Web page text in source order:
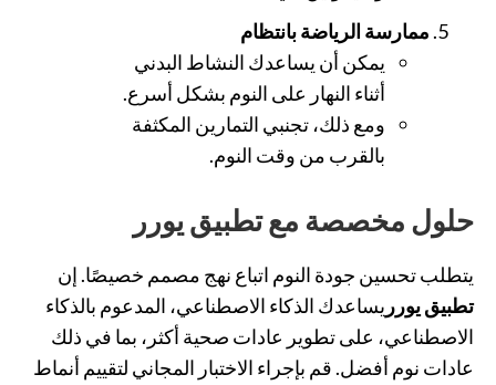
ممارسة الرياضة بانتظام
يمكن أن يساعدك النشاط البدني
أثناء النهار على النوم بشكل أسرع.
ومع ذلك، تجنبي التمارين المكثفة
بالقرب من وقت النوم.
حلول مخصصة مع تطبيق يورر
يتطلب تحسين جودة النوم اتباع نهج مصمم خصيصًا. إن
تطبيق يورر يساعدك الذكاء الاصطناعي، المدعوم بالذكاء
الاصطناعي، على تطوير عادات صحية أكثر، بما في ذلك
عادات نوم أفضل. قم بإجراء الاختبار المجاني لتقييم أنماط